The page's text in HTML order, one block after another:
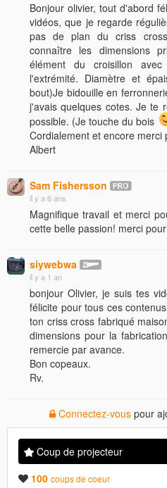
Bonjour olivier, tout d'abord
vidéos, que je regarde
pas de plan du criss
connaître les dimensions
élément du croisillon
l'extrémité. Diamètre et
bout)Je bidouille en
j'avais quelques cotes. Je te
possible. (Je touche du bois
Cordialement et encore merci
Albert
Sam Fishersson
il y a 6 ans
Magnifique travail et merci
cette belle passion! merci
siywebwa
il y a 1 an
bonjour Olivier, je suis tes
félicite pour tous ces
ton criss cross fabriqué
dimensions pour la
remercie par avance.
Bon copeaux.
Rv.
Connectez-vous pour
Coup de projecteur
100 coups de coeur